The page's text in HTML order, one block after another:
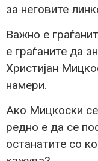
за неговите
Важно е
е граѓаните да
Христијан
намери.
Ако Мицкоски
редно е да се
останатите со